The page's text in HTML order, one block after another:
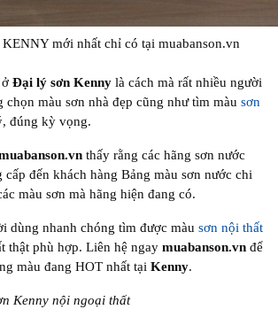
KENNY mới nhất chỉ có tại muabanson.vn
Đại lý sơn Kenny là cách mà rất nhiều người
chọn màu sơn nhà đẹp cũng như tìm màu sơn
đúng kỳ vọng.
thấy rằng các hãng sơn nước
cấp đến khách hàng Bảng màu sơn nước chi
màu sơn mà hãng hiện đang có.
dùng nhanh chóng tìm được màu sơn nội thất
thật phù hợp. Liên hệ ngay muabanson.vn để
màu đang HOT nhất tại Kenny.
Kenny nội ngoại thất